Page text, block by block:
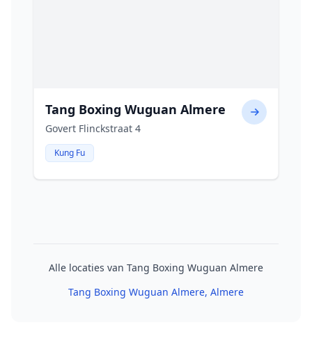
Tang Boxing Wuguan Almere
Govert Flinckstraat 4
Kung Fu
Alle locaties van Tang Boxing Wuguan Almere
Tang Boxing Wuguan Almere, Almere